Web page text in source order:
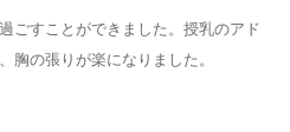
ごすことができました。授乳のアド
胸の張りが楽になりました。